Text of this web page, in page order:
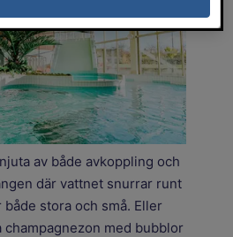
av både avkoppling och
där vattnet snurrar runt
stora och små. Eller
champagnezon med bubblor